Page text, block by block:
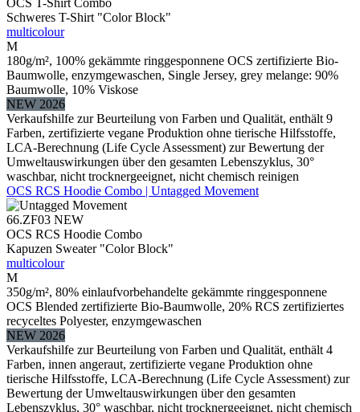
Schweres T-Shirt "Color Block"
multicolour
M
180g/m², 100% gekämmte ringgesponnene OCS zertifizierte Bio-
Baumwolle, enzymgewaschen, Single Jersey, grey melange: 90%
Baumwolle, 10% Viskose
NEW 2026
Verkaufshilfe zur Beurteilung von Farben und Qualität, enthält 9
Farben, zertifizierte vegane Produktion ohne tierische Hilfsstoffe,
LCA-Berechnung (Life Cycle Assessment) zur Bewertung der
Umweltauswirkungen über den gesamten Lebenszyklus, 30°
waschbar, nicht trocknergeeignet, nicht chemisch reinigen
OCS RCS Hoodie Combo | Untagged Movement
66.ZF03 NEW
OCS RCS Hoodie Combo
Kapuzen Sweater "Color Block"
multicolour
M
350g/m², 80% einlaufvorbehandelte gekämmte ringgesponnene
OCS Blended zertifizierte Bio-Baumwolle, 20% RCS zertifiziertes
recyceltes Polyester, enzymgewaschen
NEW 2026
Verkaufshilfe zur Beurteilung von Farben und Qualität, enthält 4
Farben, innen angeraut, zertifizierte vegane Produktion ohne
tierische Hilfsstoffe, LCA-Berechnung (Life Cycle Assessment) zur
Bewertung der Umweltauswirkungen über den gesamten
Lebenszyklus, 30° waschbar, nicht trocknergeeignet, nicht chemisch